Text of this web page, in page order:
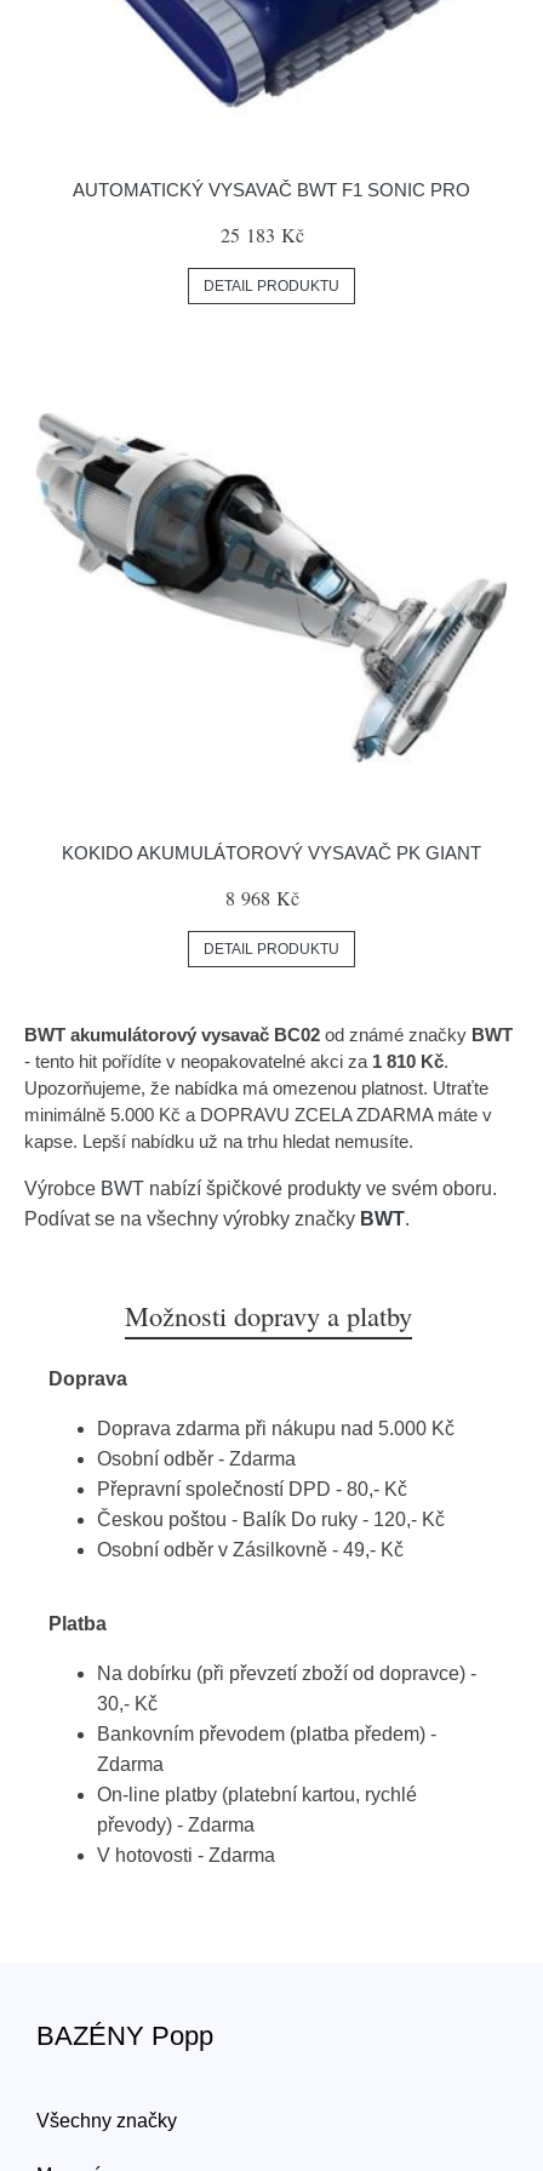
AUTOMATICKÝ VYSAVAČ BWT F1 SONIC PRO
25 183 Kč
DETAIL PRODUKTU
KOKIDO AKUMULÁTOROVÝ VYSAVAČ PK GIANT
8 968 Kč
DETAIL PRODUKTU
BWT akumulátorový vysavač BC02 od známé značky BWT
- tento hit pořídíte v neopakovatelné akci za 1 810 Kč.
Upozorňujeme, že nabídka má omezenou platnost. Utraťte
minimálně 5.000 Kč a DOPRAVU ZCELA ZDARMA máte v
kapse. Lepší nabídku už na trhu hledat nemusíte.
Výrobce BWT nabízí špičkové produkty ve svém oboru.
Podívat se na všechny výrobky značky BWT.
Možnosti dopravy a platby
Doprava
Doprava zdarma při nákupu nad 5.000 Kč
Osobní odběr - Zdarma
Přepravní společností DPD - 80,- Kč
Českou poštou - Balík Do ruky - 120,- Kč
Osobní odběr v Zásilkovně - 49,- Kč
Platba
Na dobírku (při převzetí zboží od dopravce) -
30,- Kč
Bankovním převodem (platba předem) -
Zdarma
On-line platby (platební kartou, rychlé
převody) - Zdarma
V hotovosti - Zdarma
BAZÉNY Popp
Všechny značky